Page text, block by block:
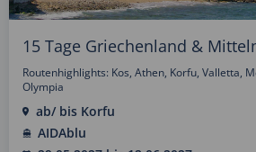
15 Tage Griechenland &
Routenhighlights: Kos, Athen, Korfu, Valletta,
Olympia
ab/ bis Korfu
AIDAblu